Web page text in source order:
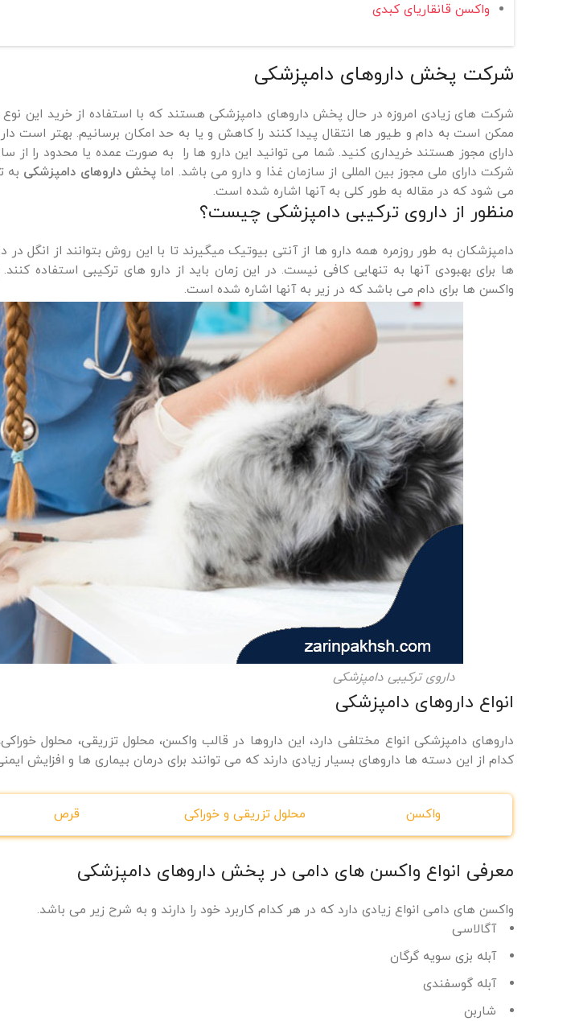
واکسن قانقاریای کبدی
شرکت پخش داروهای دامپزشکی
شرکت های زیادی امروزه در حال پخش داروهای دامپزشکی هستند که با استفاده از خرید این
ممکن است به دام و طیور ها انتقال پیدا کنند را کاهش و یا به حد امکان برسانیم. بهتر است
دارای مجوز هستند خریداری کنید. شما می توانید این دارو ها را به صورت عمده یا محدود را از
شرکت دارای ملی مجوز بین المللی از سازمان غذا و دارو می باشد. اما پخش داروهای دامپزشکی به
می شود که در مقاله به طور کلی به آنها اشاره شده است.
منظور از داروی ترکیبی دامپزشکی چیست؟
دامپزشکان به طور روزمره همه دارو ها از آنتی بیوتیک میگیرند تا با این روش بتوانند از انگل در
ها برای بهبودی آنها به تنهایی کافی نیست. در این زمان باید از دارو های ترکیبی استفاده
واکسن ها برای دام می باشد که در زیر به آنها اشاره شده است.
داروی ترکیبی دامپزشکی
انواع داروهای دامپزشکی
داروهای دامپزشکی انواع مختلفی دارد، این داروها در قالب واکسن، محلول تزریقی، محلول
کدام از این دسته ها داروهای بسیار زیادی دارند که می توانند برای درمان بیماری ها و افزایش
واکسن محلول تزریقی و خوراکی قرص
معرفی انواع واکسن های دامی در پخش داروهای دامپزشکی
واکسن های دامی انواع زیادی دارد که در هر کدام کاربرد خود را دارند و به شرح زیر می باشد.
آگالاسی
آبله بزی سویه گرگان
آبله گوسفندی
شاربن